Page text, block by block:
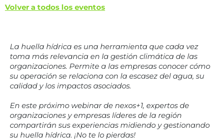
Volver a todos los eventos
La huella hídrica es una herramienta que cada vez
toma más relevancia en la gestión climática de las
organizaciones. Permite a las empresas conocer cómo
su operación se relaciona con la escasez del agua, su
calidad y los impactos asociados.
En este próximo webinar de nexos+1, expertos de
organizaciones y empresas líderes de la región
compartirán sus experiencias midiendo y gestionando
su huella hídrica. ¡No te lo pierdas!